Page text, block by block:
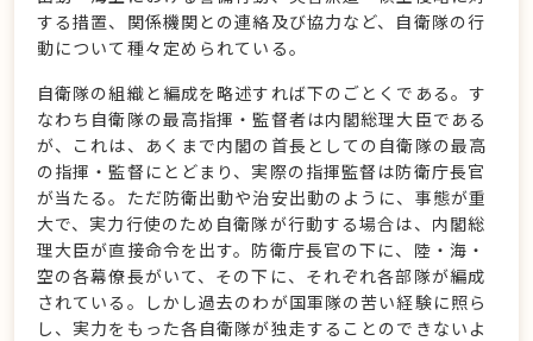
する措置、関係機関との連絡及び協力など、自衛隊の行
動について種々定められている。
自衛隊の組織と編成を略述すれば下のごとくである。す
なわち自衛隊の最高指揮・監督者は内閣総理大臣である
が、これは、あくまで内閣の首長としての自衛隊の最高
の指揮・監督にとどまり、実際の指揮監督は防衛庁長官
が当たる。ただ防衛出動や治安出動のように、事態が重
大で、実力行使のため自衛隊が行動する場合は、内閣総
理大臣が直接命令を出す。防衛庁長官の下に、陸・海・
空の各幕僚長がいて、その下に、それぞれ各部隊が編成
されている。しかし過去のわが国軍隊の苦い経験に照ら
し、実力をもった各自衛隊が独走することのできないよ